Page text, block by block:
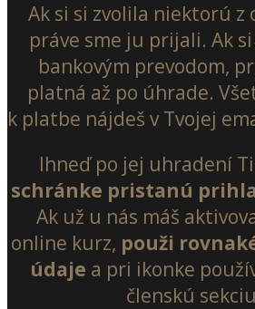
Ak si si zvolila niektorú
práve sme ju prijali. Ak
bankovým prevodom,
platná až po úhrade.
k platbe nájdeš v Tvojej
Ihneď po jej uhradení
schránke pristanú
Ak už u nás máš
online kurz, použi
údaje a pri ikonke
členskú